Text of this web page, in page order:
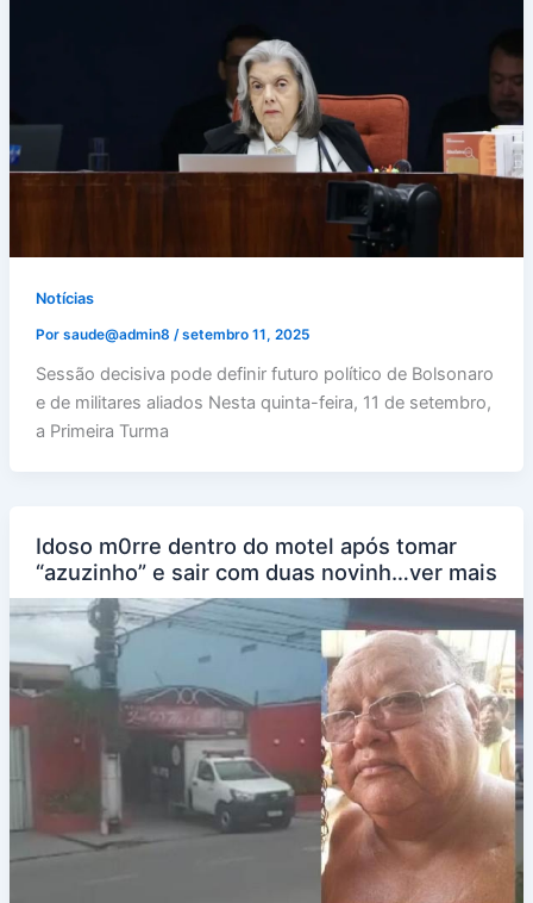
Notícias
Por saude@admin8 /setembro 11, 2025
Sessão decisiva pode definir futuro político de Bolsonaro
e de militares aliados Nesta quinta-feira, 11 de setembro,
a Primeira Turma
Idoso m0rre dentro do motel após tomar
“azuzinho” e sair com duas novinh…ver mais